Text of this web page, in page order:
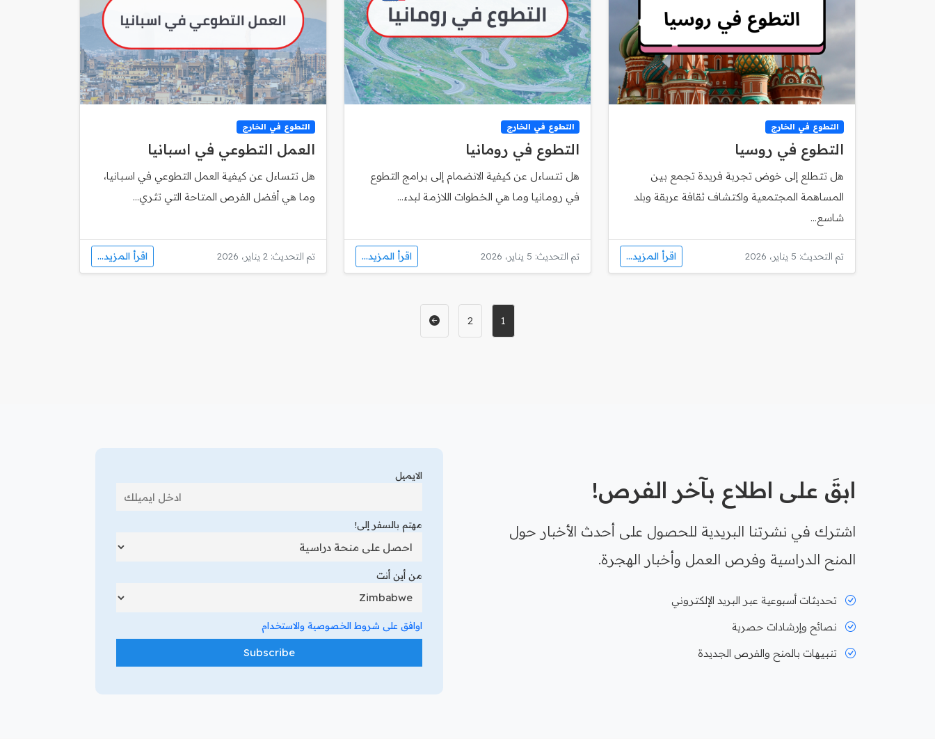
التطوع في الخارج
التطوع في روسيا
هل تتطلع إلى خوض تجربة فريدة تجمع بين
المساهمة المجتمعية واكتشاف ثقافة عريقة وبلد
شاسع...
تم التحديث: 5 يناير، 2026 اقرأ المزيد...
التطوع في الخارج
التطوع في رومانيا
هل تتساءل عن كيفية الانضمام إلى برامج التطوع
في رومانيا وما هي الخطوات اللازمة لبدء...
تم التحديث: 5 يناير، 2026 اقرأ المزيد...
التطوع في الخارج
العمل التطوعي في اسبانيا
هل تتساءل عن كيفية العمل التطوعي في اسبانيا،
وما هي أفضل الفرص المتاحة التي تثري...
تم التحديث: 2 يناير، 2026 اقرأ المزيد...
1
2
ابقَ على اطلاع بآخر الفرص!
اشترك في نشرتنا البريدية للحصول على أحدث الأخبار حول
المنح الدراسية وفرص العمل وأخبار الهجرة.
تحديثات أسبوعية عبر البريد الإلكتروني
نصائح وإرشادات حصرية
تنبيهات بالمنح والفرص الجديدة
الايميل
مهتم بالسفر إلى!
من أين أنت
اوافق على شروط الخصوصية والاستخدام